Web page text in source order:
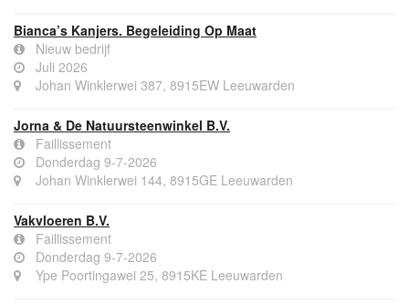
Bianca’s Kanjers. Begeleiding Op Maat
Nieuw bedrijf
Juli 2026
Johan Winklerwei 387, 8915EW Leeuwarden
Jorna & De Natuursteenwinkel B.V.
Faillissement
Donderdag 9-7-2026
Johan Winklerwei 144, 8915GE Leeuwarden
Vakvloeren B.V.
Faillissement
Donderdag 9-7-2026
Ype Poortingawei 25, 8915KE Leeuwarden